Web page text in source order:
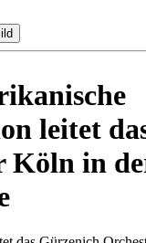
leitet
Köln in